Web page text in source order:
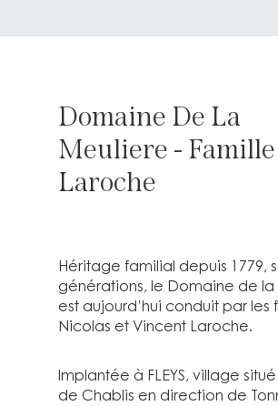
Domaine De La
Meuliere - Famille
Laroche
Héritage familial depuis 1779,
générations, le Domaine de la
est aujourd’hui conduit par les
Nicolas et Vincent Laroche.
Implantée à FLEYS, village
de Chablis en direction de